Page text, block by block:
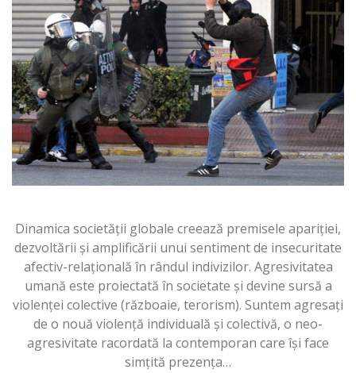
Dinamica societăţii globale creează premisele apariţiei,
dezvoltării şi amplificării unui sentiment de insecuritate
afectiv-relaţională în rândul indivizilor. Agresivitatea
umană este proiectată în societate şi devine sursă a
violenţei colective (războaie, terorism). Suntem agresaţi
de o nouă violenţă individuală şi colectivă, o neo-
agresivitate racordată la contemporan care îşi face
simţită prezenţa…